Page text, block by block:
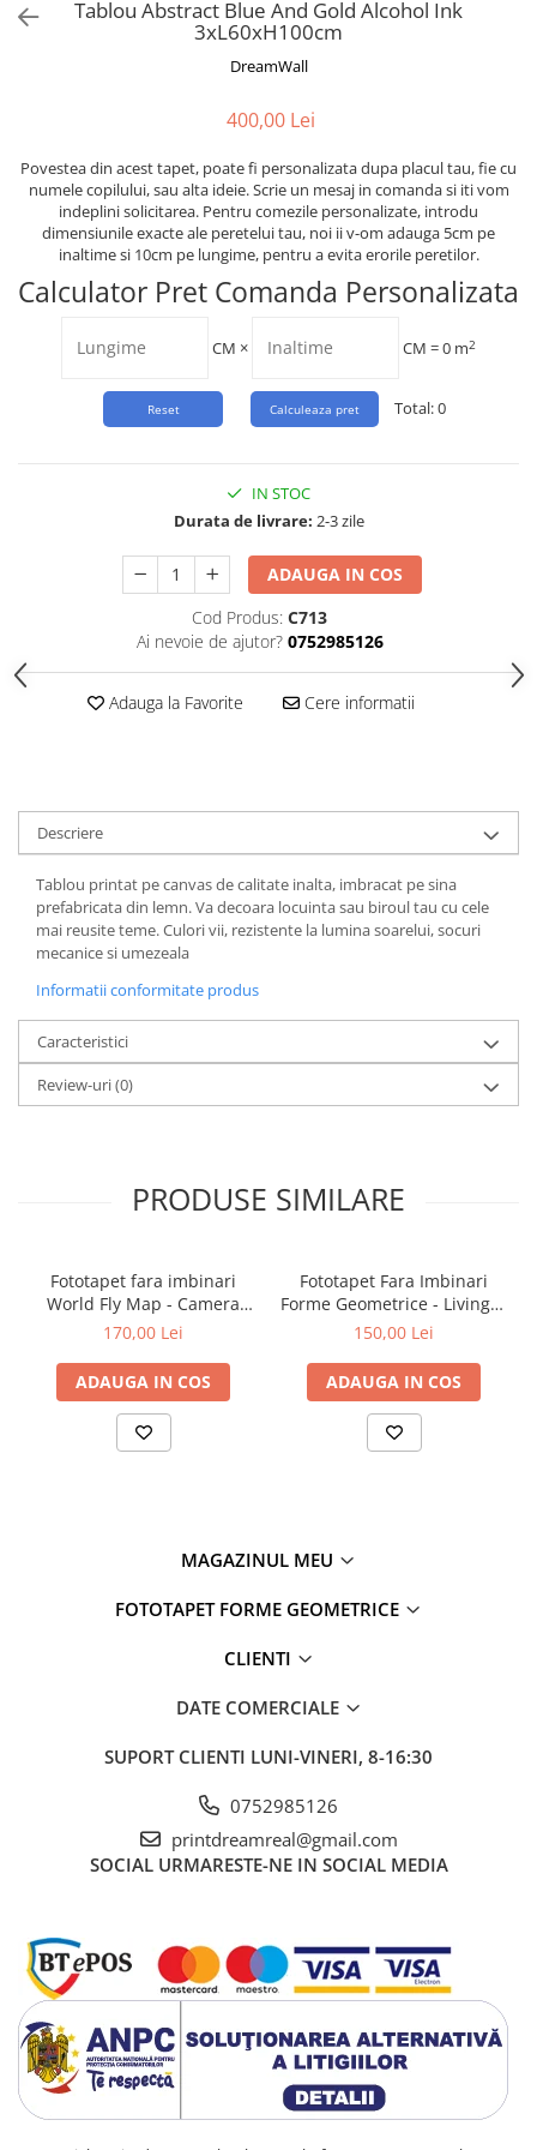
Tablou Abstract Blue And Gold Alcohol Ink
3xL60xH100cm
DreamWall
400,00 Lei
Povestea din acest tapet, poate fi personalizata dupa placul tau, fie cu
numele copilului, sau alta ideie. Scrie un mesaj in comanda si iti vom
indeplini solicitarea. Pentru comezile personalizate, introdu
dimensiunile exacte ale peretelui tau, noi ii v-om adauga 5cm pe
inaltime si 10cm pe lungime, pentru a evita erorile peretilor.
Calculator Pret Comanda Personalizata
CM × CM =0 m2
Total:0
IN STOC
Durata de livrare: 2-3 zile
ADAUGA IN COS
Cod Produs: C713
Ai nevoie de ajutor? 0752985126
Adauga la Favorite Cere informatii
Descriere
Tablou printat pe canvas de calitate inalta, imbracat pe sina
prefabricata din lemn. Va decoara locuinta sau biroul tau cu cele
mai reusite teme. Culori vii, rezistente la lumina soarelui, socuri
mecanice si umezeala
Informatii conformitate produs
Caracteristici
Review-uri(0)
PRODUSE SIMILARE
Fototapet fara imbinari
World Fly Map - Camera
Copilului
170,00 Lei
ADAUGA IN COS
Fototapet Fara Imbinari
Forme Geometrice - Living &
Dormitor
150,00 Lei
ADAUGA IN COS
MAGAZINUL MEU
FOTOTAPET FORME GEOMETRICE
CLIENTI
DATE COMERCIALE
SUPORT CLIENTI LUNI-VINERI, 8-16:30
0752985126
printdreamreal@gmail.com
SOCIAL URMARESTE-NE IN SOCIAL MEDIA